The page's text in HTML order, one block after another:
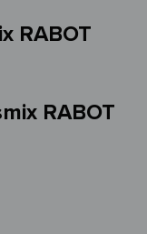
RABOT
RABOT